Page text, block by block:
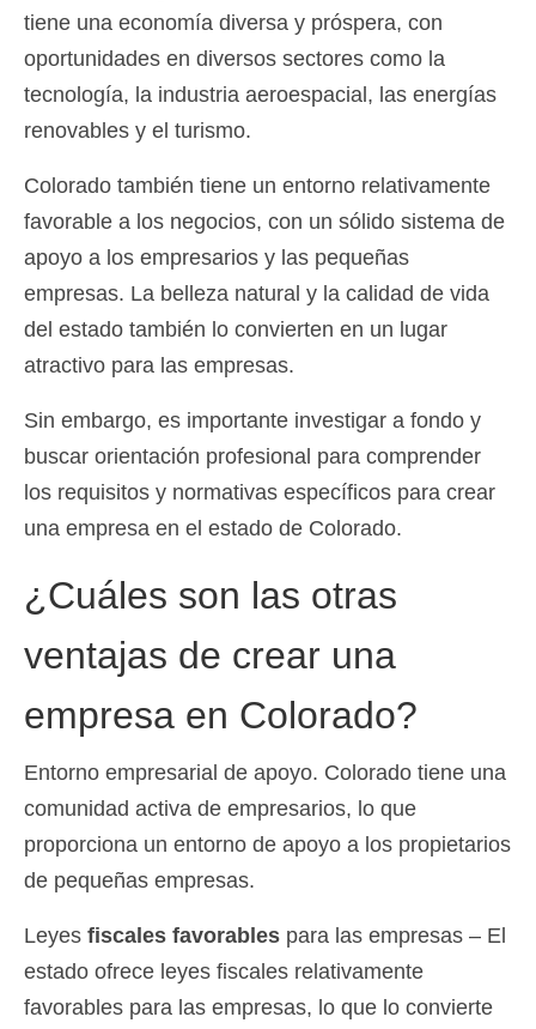
tiene una economía diversa y próspera, con
oportunidades en diversos sectores como la
tecnología, la industria aeroespacial, las energías
renovables y el turismo.
Colorado también tiene un entorno relativamente
favorable a los negocios, con un sólido sistema de
apoyo a los empresarios y las pequeñas
empresas. La belleza natural y la calidad de vida
del estado también lo convierten en un lugar
atractivo para las empresas.
Sin embargo, es importante investigar a fondo y
buscar orientación profesional para comprender
los requisitos y normativas específicos para crear
una empresa en el estado de Colorado.
¿Cuáles son las otras
ventajas de crear una
empresa en Colorado?
Entorno empresarial de apoyo. Colorado tiene una
comunidad activa de empresarios, lo que
proporciona un entorno de apoyo a los propietarios
de pequeñas empresas.
Leyes fiscales favorables para las empresas – El
estado ofrece leyes fiscales relativamente
favorables para las empresas, lo que lo convierte